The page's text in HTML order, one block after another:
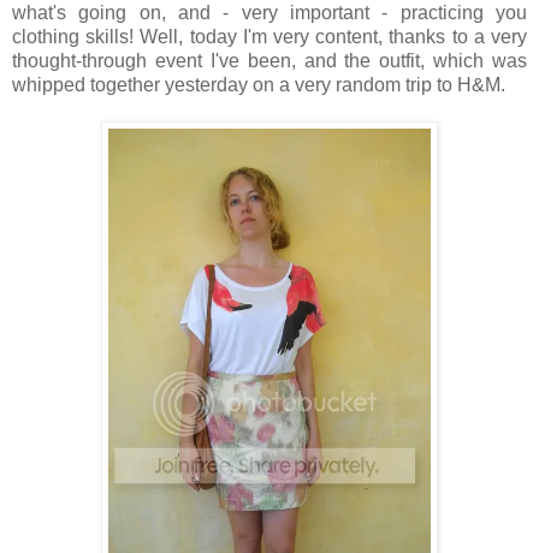
what's going on, and - very important - practicing you
clothing skills! Well, today I'm very content, thanks to a very
thought-through event I've been, and the outfit, which was
whipped together yesterday on a very random trip to H&M.